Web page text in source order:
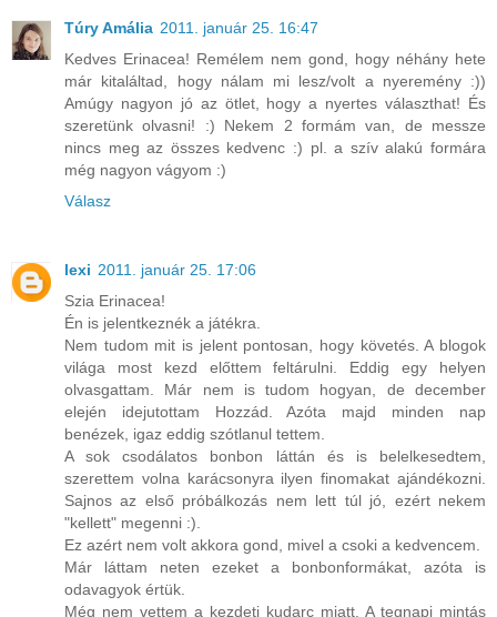
Túry Amália 2011. január 25. 16:47
Kedves Erinacea! Remélem nem gond, hogy néhány hete
már kitaláltad, hogy nálam mi lesz/volt a nyeremény :))
Amúgy nagyon jó az ötlet, hogy a nyertes választhat! És
szeretünk olvasni! :) Nekem 2 formám van, de messze
nincs meg az összes kedvenc :) pl. a szív alakú formára
még nagyon vágyom :)
Válasz
lexi 2011. január 25. 17:06
Szia Erinacea!
Én is jelentkeznék a játékra.
Nem tudom mit is jelent pontosan, hogy követés. A blogok
világa most kezd előttem feltárulni. Eddig egy helyen
olvasgattam. Már nem is tudom hogyan, de december
elején idejutottam Hozzád. Azóta majd minden nap
benézek, igaz eddig szótlanul tettem.
A sok csodálatos bonbon láttán és is belelkesedtem,
szerettem volna karácsonyra ilyen finomakat ajándékozni.
Sajnos az első próbálkozás nem lett túl jó, ezért nekem
"kellett" megenni :).
Ez azért nem volt akkora gond, mivel a csoki a kedvencem.
Már láttam neten ezeket a bonbonformákat, azóta is
odavagyok értük.
Még nem vettem a kezdeti kudarc miatt. A tegnapi mintás